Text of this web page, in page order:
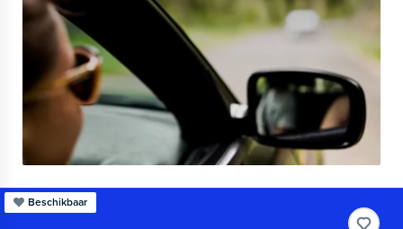
Beschikbaar